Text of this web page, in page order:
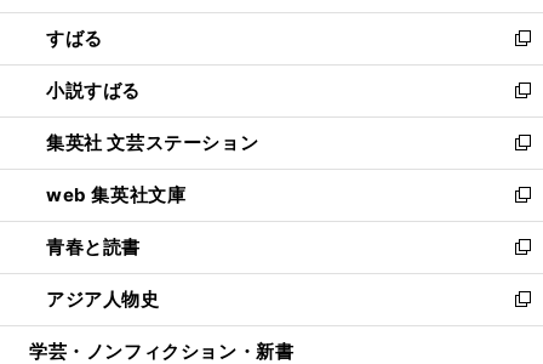
開
く
ウ
で
開
く
ン
ド
ウ
で
開
く
すばる
新
し
い
ウ
ィ
ン
ド
ウ
で
開
く
小説すばる
新
し
い
ウ
ィ
ン
ド
ウ
で
開
集英社 文芸ステーション
新
し
い
ウ
ィ
ン
ド
ウ
web 集英社文庫
新
し
い
ウ
ィ
ン
青春と読書
新
し
い
ウ
アジア人物史
新
し
学芸・ノンフィクション・新書